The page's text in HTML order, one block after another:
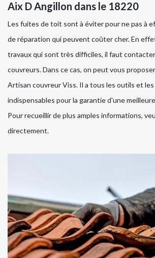
Aix D Angillon dans le 18220
Les fuites de toit sont à éviter pour ne pas à
de réparation qui peuvent coûter cher. En
travaux qui sont très difficiles, il faut
couvreurs. Dans ce cas, on peut vous
Artisan couvreur Viss. Il a tous les outils et
indispensables pour la garantie d'une
Pour recueillir de plus amples informations,
directement.